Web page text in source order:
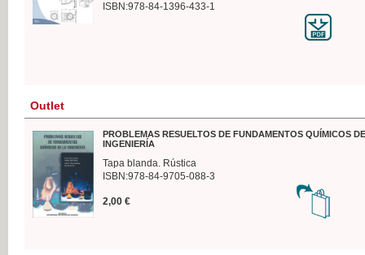
ISBN:978-84-1396-433-1
Outlet
PROBLEMAS RESUELTOS DE FUNDAMENTOS QUÍMICOS
INGENIERÍA
Tapa blanda. Rústica
ISBN:978-84-9705-088-3
2,00 €